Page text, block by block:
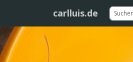
carlluis.de